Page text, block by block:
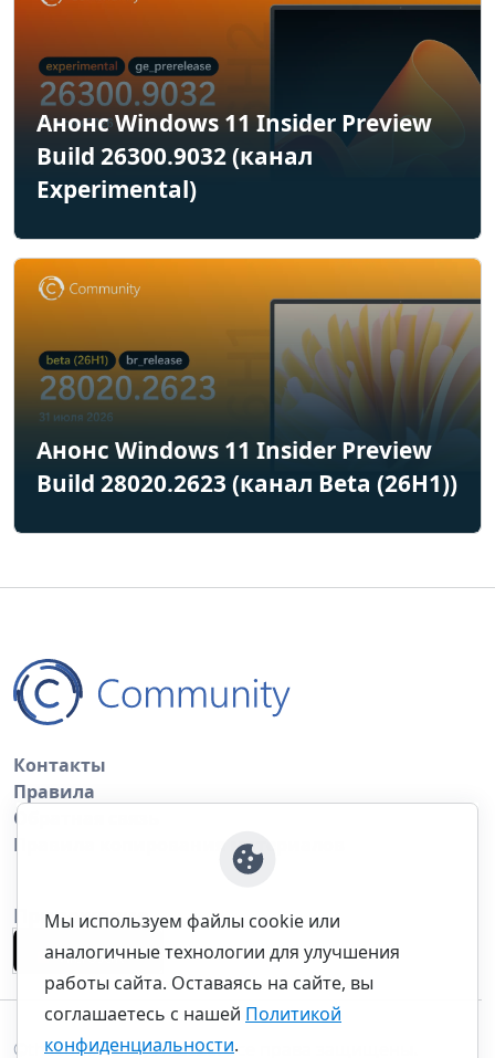
Анонс Windows 11 Insider Preview
Build 26300.9032 (канал
Experimental)
Анонс Windows 11 Insider Preview
Build 28020.2623 (канал Beta (26H1))
Контакты
Правила
Обратная связь
Правила копирования материалов
Приложение
©thecommunity.ru 2026. Все права защищены.
Мы используем файлы cookie или
аналогичные технологии для улучшения
работы сайта. Оставаясь на сайте, вы
соглашаетесь с нашей Политикой
конфиденциальности.